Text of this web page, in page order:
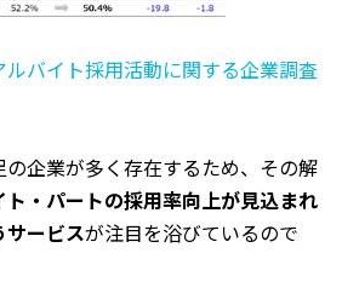
バイト採用活動に関する企業調査
企業が多く存在するため、その解
ト・パートの採用率向上が見込まれ
サービスが注目を浴びているので